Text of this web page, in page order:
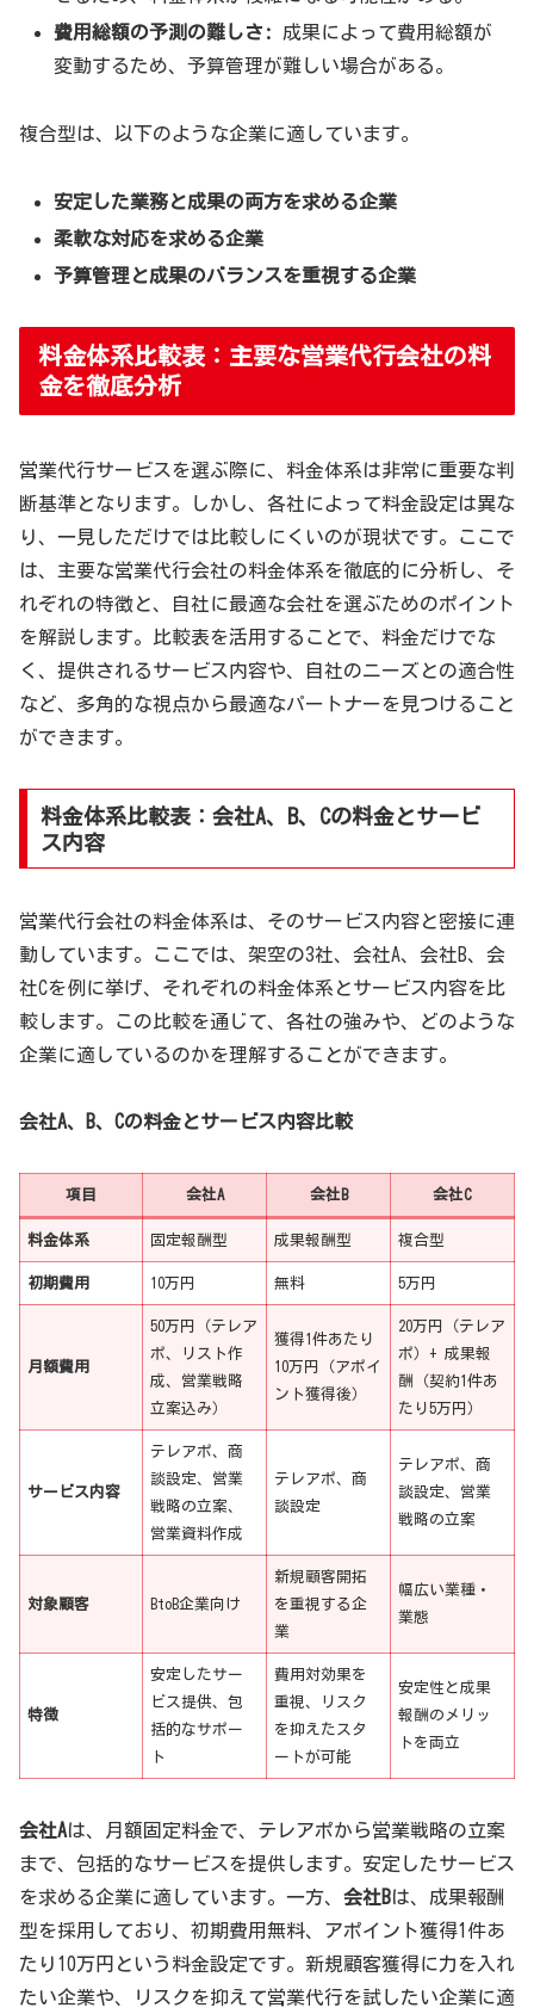
費用総額の予測の難しさ:
成果によって費用総額が
変動するため、予算管理が難しい場合がある。
複合型は、以下のような企業に適しています。
安定した業務と成果の両方を求める企業
柔軟な対応を求める企業
予算管理と成果のバランスを重視する企業
料金体系比較表：主要な営業代行会社の料
金を徹底分析
営業代行サービスを選ぶ際に、料金体系は非常に重要な判
断基準となります。しかし、各社によって料金設定は異な
り、一見しただけでは比較しにくいのが現状です。ここで
は、主要な営業代行会社の料金体系を徹底的に分析し、そ
れぞれの特徴と、自社に最適な会社を選ぶためのポイント
を解説します。比較表を活用することで、料金だけでな
く、提供されるサービス内容や、自社のニーズとの適合性
など、多角的な視点から最適なパートナーを見つけること
ができます。
料金体系比較表：会社A、B、Cの料金とサービ
ス内容
営業代行会社の料金体系は、そのサービス内容と密接に連
動しています。ここでは、架空の3社、会社A、会社B、会
社Cを例に挙げ、それぞれの料金体系とサービス内容を比
較します。この比較を通じて、各社の強みや、どのような
企業に適しているのかを理解することができます。
会社A、B、Cの料金とサービス内容比較
項目 会社A 会社B 会社C
料金体系 固定報酬型 成果報酬型 複合型
初期費用 10万円 無料 5万円
月額費用
50万円（テレア
ポ、リスト作
成、営業戦略
立案込み）
獲得1件あたり
10万円（アポイ
ント獲得後）
20万円（テレア
ポ）+ 成果報
酬（契約1件あ
たり5万円）
サービス内容
テレアポ、商
談設定、営業
戦略の立案、
営業資料作成
テレアポ、商
談設定
テレアポ、商
談設定、営業
戦略の立案
対象顧客 BtoB企業向け
新規顧客開拓
を重視する企
業
幅広い業種・
業態
特徴
安定したサー
ビス提供、包
括的なサポー
ト
費用対効果を
重視、リスク
を抑えたスタ
ートが可能
安定性と成果
報酬のメリッ
トを両立
会社Aは、月額固定料金で、テレアポから営業戦略の立案
まで、包括的なサービスを提供します。安定したサービス
を求める企業に適しています。一方、 会社Bは、成果報酬
型を採用しており、初期費用無料、アポイント獲得1件あ
たり10万円という料金設定です。新規顧客獲得に力を入れ
たい企業や、リスクを抑えて営業代行を試したい企業に適